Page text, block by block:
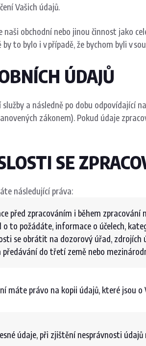
Vašich údajů.
naši obchodní nebo jinou činnost jako
to bylo i v případě, že bychom byli v
ÚDAJŮ
a následně po dobu
zákonem). Pokud údaje
SE
následující práva:
před zpracováním i během zpracování
o to požádáte, informace o účelech,
se obrátit na dozorový úřad,
do třetí země nebo
máte právo na kopii údajů, které jsou o
údaje, při zjištění nesprávnosti